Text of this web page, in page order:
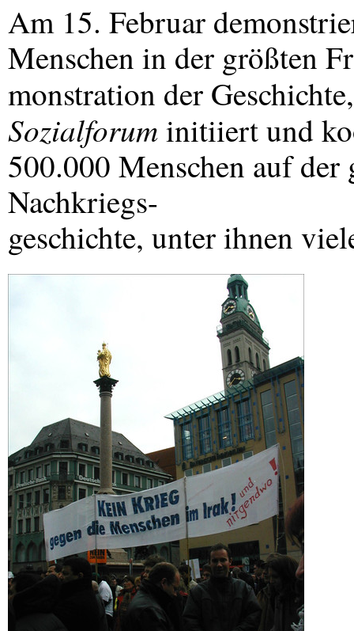
Am 15. Februar
Menschen in der größten
monstration der
Sozialforuminitiiert und
500.000 Menschen auf
Nachkriegs-
geschichte, unter ihnen